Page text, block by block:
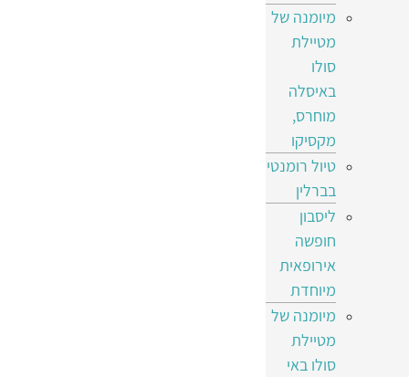
מיומנה של
מטיילת
סולו
באיסלה
מוחרס,
מקסיקו
טיול רומנטי
בברלין
ליסבון
חופשה
אירופאית
מיוחדת
מיומנה של
מטיילת
סולו באי